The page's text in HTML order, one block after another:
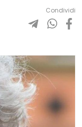
Condividi